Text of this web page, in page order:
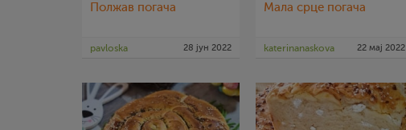
Полжав погача
pavloska 28 јун 2022
Мала срце погача
katerinanaskova 22 мај 2022